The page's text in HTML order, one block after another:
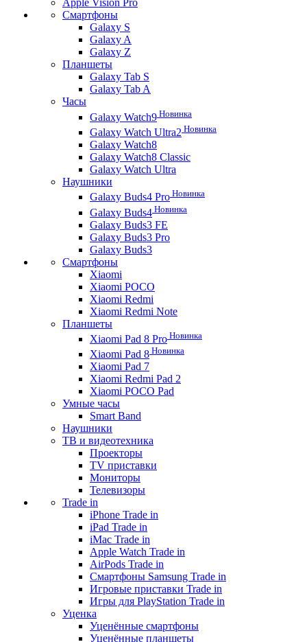
Apple Vision Pro
Смартфоны
Galaxy S
Galaxy A
Galaxy Z
Планшеты
Galaxy Tab S
Galaxy Tab A
Часы
Galaxy Watch9 Новинка
Galaxy Watch Ultra2 Новинка
Galaxy Watch8
Galaxy Watch8 Classic
Galaxy Watch Ultra
Наушники
Galaxy Buds4 Pro Новинка
Galaxy Buds4 Новинка
Galaxy Buds3 FE
Galaxy Buds3 Pro
Galaxy Buds3
Смартфоны
Xiaomi
Xiaomi POCO
Xiaomi Redmi
Xiaomi Redmi Note
Планшеты
Xiaomi Pad 8 Pro Новинка
Xiaomi Pad 8 Новинка
Xiaomi Pad 7
Xiaomi Redmi Pad 2
Xiaomi POCO Pad
Умные часы
Smart Band
Наушники
ТВ и видеотехника
Проекторы
TV приставки
Мониторы
Телевизоры
Trade in
iPhone Trade in
iPad Trade in
iMac Trade in
Apple Watch Trade in
AirPods Trade in
Смартфоны Samsung Trade in
Игровые приставки Trade in
Игры для PlayStation Trade in
Уценка
Уценённые смартфоны
Уценённые планшеты